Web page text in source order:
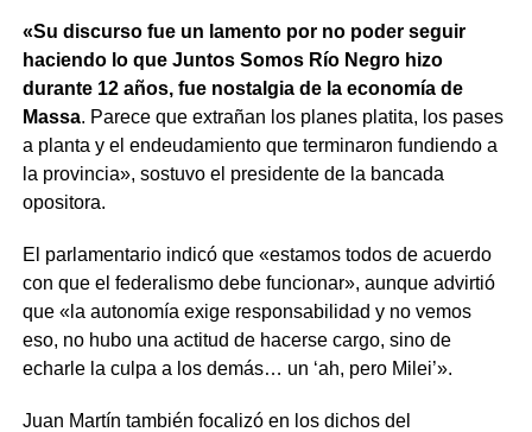
«Su discurso fue un lamento por no poder seguir
haciendo lo que Juntos Somos Río Negro hizo
durante 12 años, fue nostalgia de la economía de
Massa. Parece que extrañan los planes platita, los pases
a planta y el endeudamiento que terminaron fundiendo a
la provincia», sostuvo el presidente de la bancada
opositora.
El parlamentario indicó que «estamos todos de acuerdo
con que el federalismo debe funcionar», aunque advirtió
que «la autonomía exige responsabilidad y no vemos
eso, no hubo una actitud de hacerse cargo, sino de
echarle la culpa a los demás… un ‘ah, pero Milei’».
Juan Martín también focalizó en los dichos del